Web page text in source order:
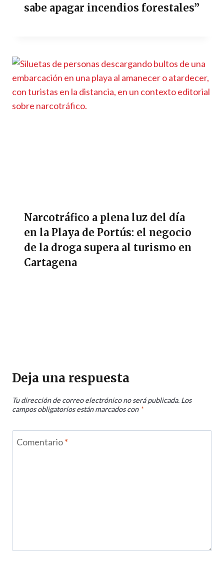
sabe apagar incendios forestales”
Narcotráfico a plena luz del día
en la Playa de Portús: el negocio
de la droga supera al turismo en
Cartagena
Deja una respuesta
Tu dirección de correo electrónico no será publicada. Los
campos obligatorios están marcados con *
Comentario*